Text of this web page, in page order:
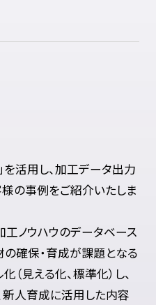
活用し、加工データ出力
の事例をご紹介いたしま
ノウハウのデータベース
確保・育成が課題となる
見える化、標準化）し、
新人育成に活用した内容